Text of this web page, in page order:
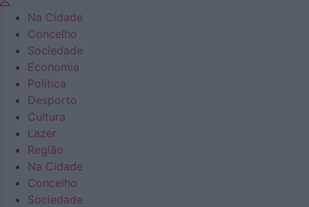
Na Cidade
Concelho
Sociedade
Economia
Política
Desporto
Cultura
Lazer
Região
Na Cidade
Concelho
Sociedade